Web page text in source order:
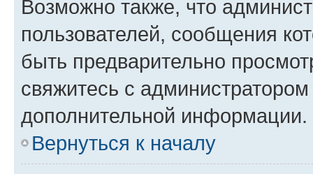
Возможно также, что
пользователей, сообщения
быть предварительно
свяжитесь с
дополнительной информации.
Вернуться к началу